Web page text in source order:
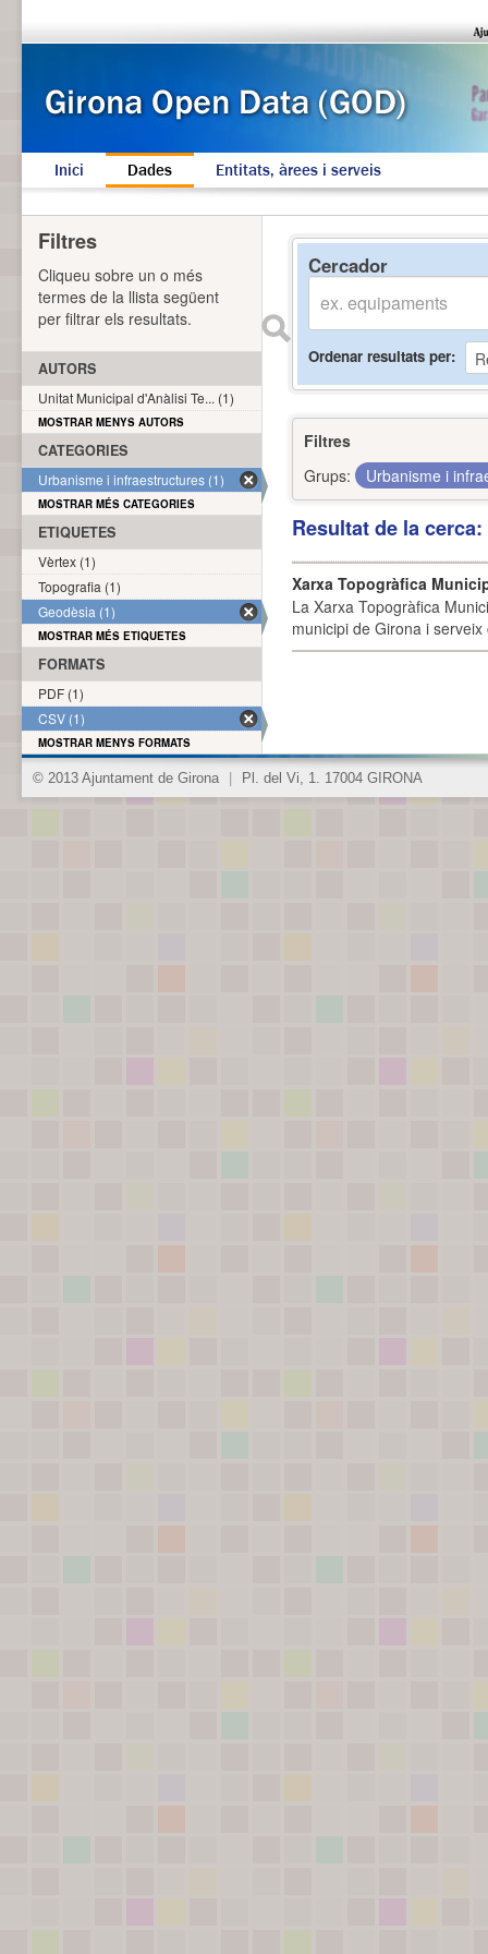
Inici Dades Entitats, àrees i serveis
Cercador
Ordenar resultats per
Filtres
Grups:
Urbanisme i
Resultat de la
Xarxa Topogràfica
La Xarxa Topogràfica
municipi de Girona i
Filtres
Cliqueu sobre un o més
termes de la llista següent
per filtrar els resultats.
AUTORS
Unitat Municipal d'Anàlisi Te... (1)
MOSTRAR MENYS AUTORS
CATEGORIES
Urbanisme i infraestructures (1)
MOSTRAR MÉS CATEGORIES
ETIQUETES
Vèrtex (1)
Topografia (1)
Geodèsia (1)
MOSTRAR MÉS ETIQUETES
FORMATS
PDF (1)
CSV (1)
MOSTRAR MENYS FORMATS
© 2013 Ajuntament de Girona Pl. del Vi, 1. 17004 GIRONA